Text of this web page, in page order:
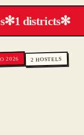
✻1 districts✻
2026 2 HOSTELS